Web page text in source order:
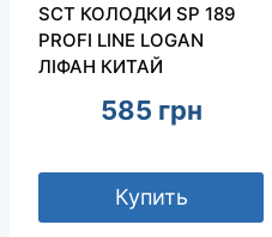
SCT КОЛОДКИ SP 189
PROFI LINE LOGAN
ЛІФАН КИТАЙ
585 грн
Купить